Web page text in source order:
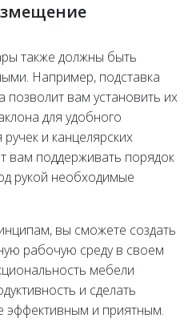
также должны быть
Например, подставка
позволит вам установить их
для удобного
и канцелярских
вам поддерживать порядок
рукой необходимые
вы сможете создать
рабочую среду в своем
мебели
и сделать
и приятным.